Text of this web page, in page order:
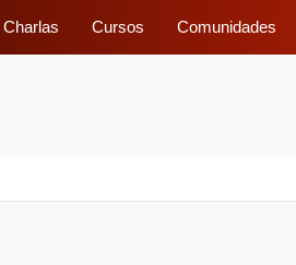
Charlas Cursos Comunidades